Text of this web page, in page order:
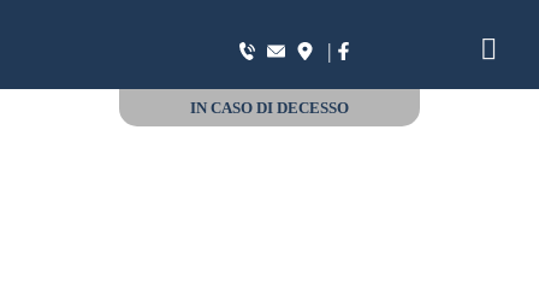
|
IN CASO DI DECESSO